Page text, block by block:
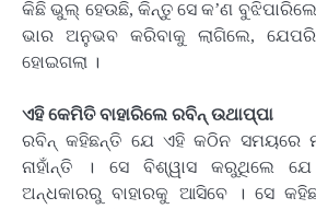
କିଛି ଭୁଲ୍ ହେଉଛି, କିନ୍ତୁ ସେ କ’ଣ ବୁଝିପାରିଲେ
ଭାର ଅନୁଭବ କରିବାକୁ ଲାଗିଲେ,
ହୋଇଗଲା ।
ଏହି କେମିତି ବାହାରିଲେ ରବିନ୍ ଉଥାପ୍ପା
ରବିନ୍ କହିଛନ୍ତି ଯେ ଏହି କଠିନ ସମୟରେ
ନାହାଁନ୍ତି । ସେ ବିଶ୍ୱାସ କରୁଥିଲେ
ଅନ୍ଧକାରରୁ ବାହାରକୁ ଆସିବେ । ସେ